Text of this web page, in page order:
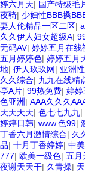
婷六月天| 国产特级毛
夜骑| 少妇性BBB搡
妻人伦精品一区二区|
久久伊人妇女超级A|
无码AV| 婷婷五月在线
五月婷婷色| 婷婷五月
地| 伊人玖玖网| 亚洲
久久综合| 九九在线精
亭A片| 99热免费| 婷婷
色亚洲| AAA久久久
天天天天| 色七七九九|
婷婷日韩| www.色99|
丁香六月激情综合| 久
品| 十月丁香婷婷| 中
777| 欧美一级色| 五月
夜谢天天干| 久青操|